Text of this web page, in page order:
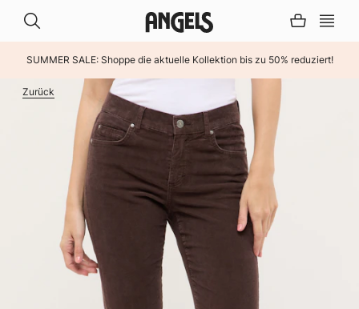
SUMMER SALE: Shoppe die aktuelle Kollektion bis zu 50% reduziert!
Zurück